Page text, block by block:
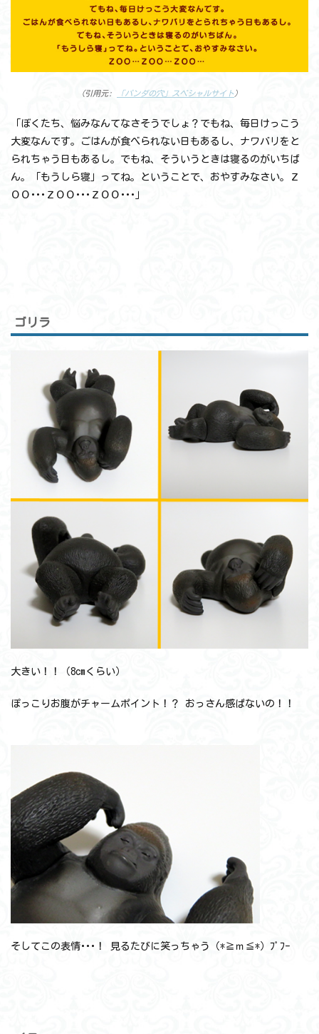
（引用元: 「パンダの穴」スペシャルサイト ）
「ぼくたち、悩みなんてなさそうでしょ？でもね、毎日けっこう
大変なんです。ごはんが食べられない日もあるし、ナワバリをと
られちゃう日もあるし。でもね、そういうときは寝るのがいちば
ん。「もうしら寝」ってね。ということで、おやすみなさい。Ｚ
ＯＯ･･･ＺＯＯ･･･ＺＯＯ･･･」
ゴリラ
大きい！！（8cmくらい）
ぽっこりお腹がチャームポイント！？ おっさん感ぱないの！！
そしてこの表情･･･！ 見るたびに笑っちゃう（*≧ｍ≦*）ﾌﾟﾌｰ